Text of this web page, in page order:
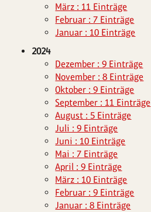
März : 11 Einträge
Februar : 7 Einträge
Januar : 10 Einträge
2024
Dezember : 9 Einträge
November : 8 Einträge
Oktober : 9 Einträge
September : 11 Einträge
August : 5 Einträge
Juli : 9 Einträge
Juni : 10 Einträge
Mai : 7 Einträge
April : 9 Einträge
März : 10 Einträge
Februar : 9 Einträge
Januar : 8 Einträge